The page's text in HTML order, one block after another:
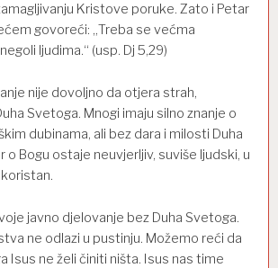
Kristove poruke. Zato i Petar
govoreći: „Treba se većma
ljudima.“ (usp. Dj 5,29)
nije dovoljno da otjera strah,
Svetoga. Mnogi imaju silno znanje o
dubinama, ali bez dara i milosti Duha
o Bogu ostaje neuvjerljiv, suviše ljudski, u
javno djelovanje bez Duha Svetoga.
ne odlazi u pustinju. Možemo reći da
Isus ne želi činiti ništa. Isus nas time